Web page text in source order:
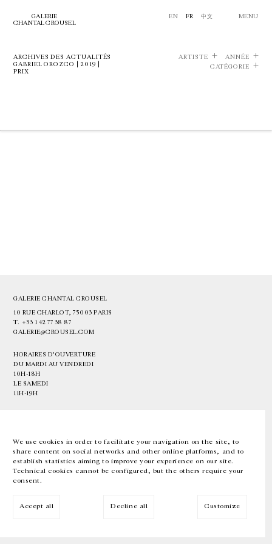
We use cookies in order to facilitate your navigation on the site, to
share content on social networks and other online platforms, and to
establish statistics aiming to improve your experience on our site.
Technical cookies cannot be configured, but the others require your
consent.
Accept all Decline all Customize
GALERIE
CHANTAL CROUSEL
EN FR 中文 MENU
ARCHIVES DES ACTUALITÉS
GABRIEL OROZCO | 2019 |
PRIX
ARTISTE
ANNÉE
CATÉGORIE
GALERIE CHANTAL CROUSEL
10 RUE CHARLOT, 75003 PARIS
T. +33 1 42 77 38 87
GALERIE@CROUSEL.COM
HORAIRES D'OUVERTURE
DU MARDI AU VENDREDI
10H-18H
LE SAMEDI
11H-19H
EN FR 中文 Facebook Instagram
Inscrivez-vous à notre newsletter